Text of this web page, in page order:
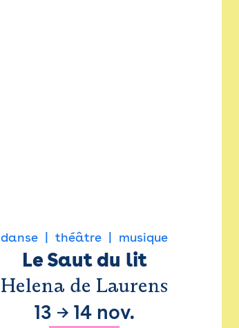
danse théâtre musique
Le Saut du lit
Helena de Laurens
13 → 14 nov.